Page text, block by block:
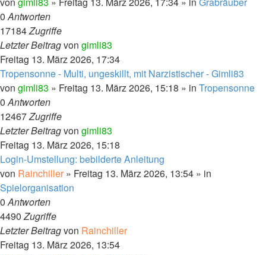
0Antworten
17184Zugriffe
Letzter Beitragvon gimli83
Freitag 13. März 2026, 17:34
Tropensonne - Multi, ungeskillt, mit Narzistischer - Gimli83
von gimli83 » Freitag 13. März 2026, 15:18 » in Tropensonne
0Antworten
12467Zugriffe
Letzter Beitragvon gimli83
Freitag 13. März 2026, 15:18
Login-Umstellung: bebilderte Anleitung
von Rainchiller » Freitag 13. März 2026, 13:54 » in
Spielorganisation
0Antworten
4490Zugriffe
Letzter Beitragvon Rainchiller
Freitag 13. März 2026, 13:54